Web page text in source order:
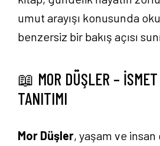
umut arayışı konusunda
benzersiz bir bakış açısı
📖 MOR DÜŞLER –
TANITIMI
Mor Düşler, yaşam ve